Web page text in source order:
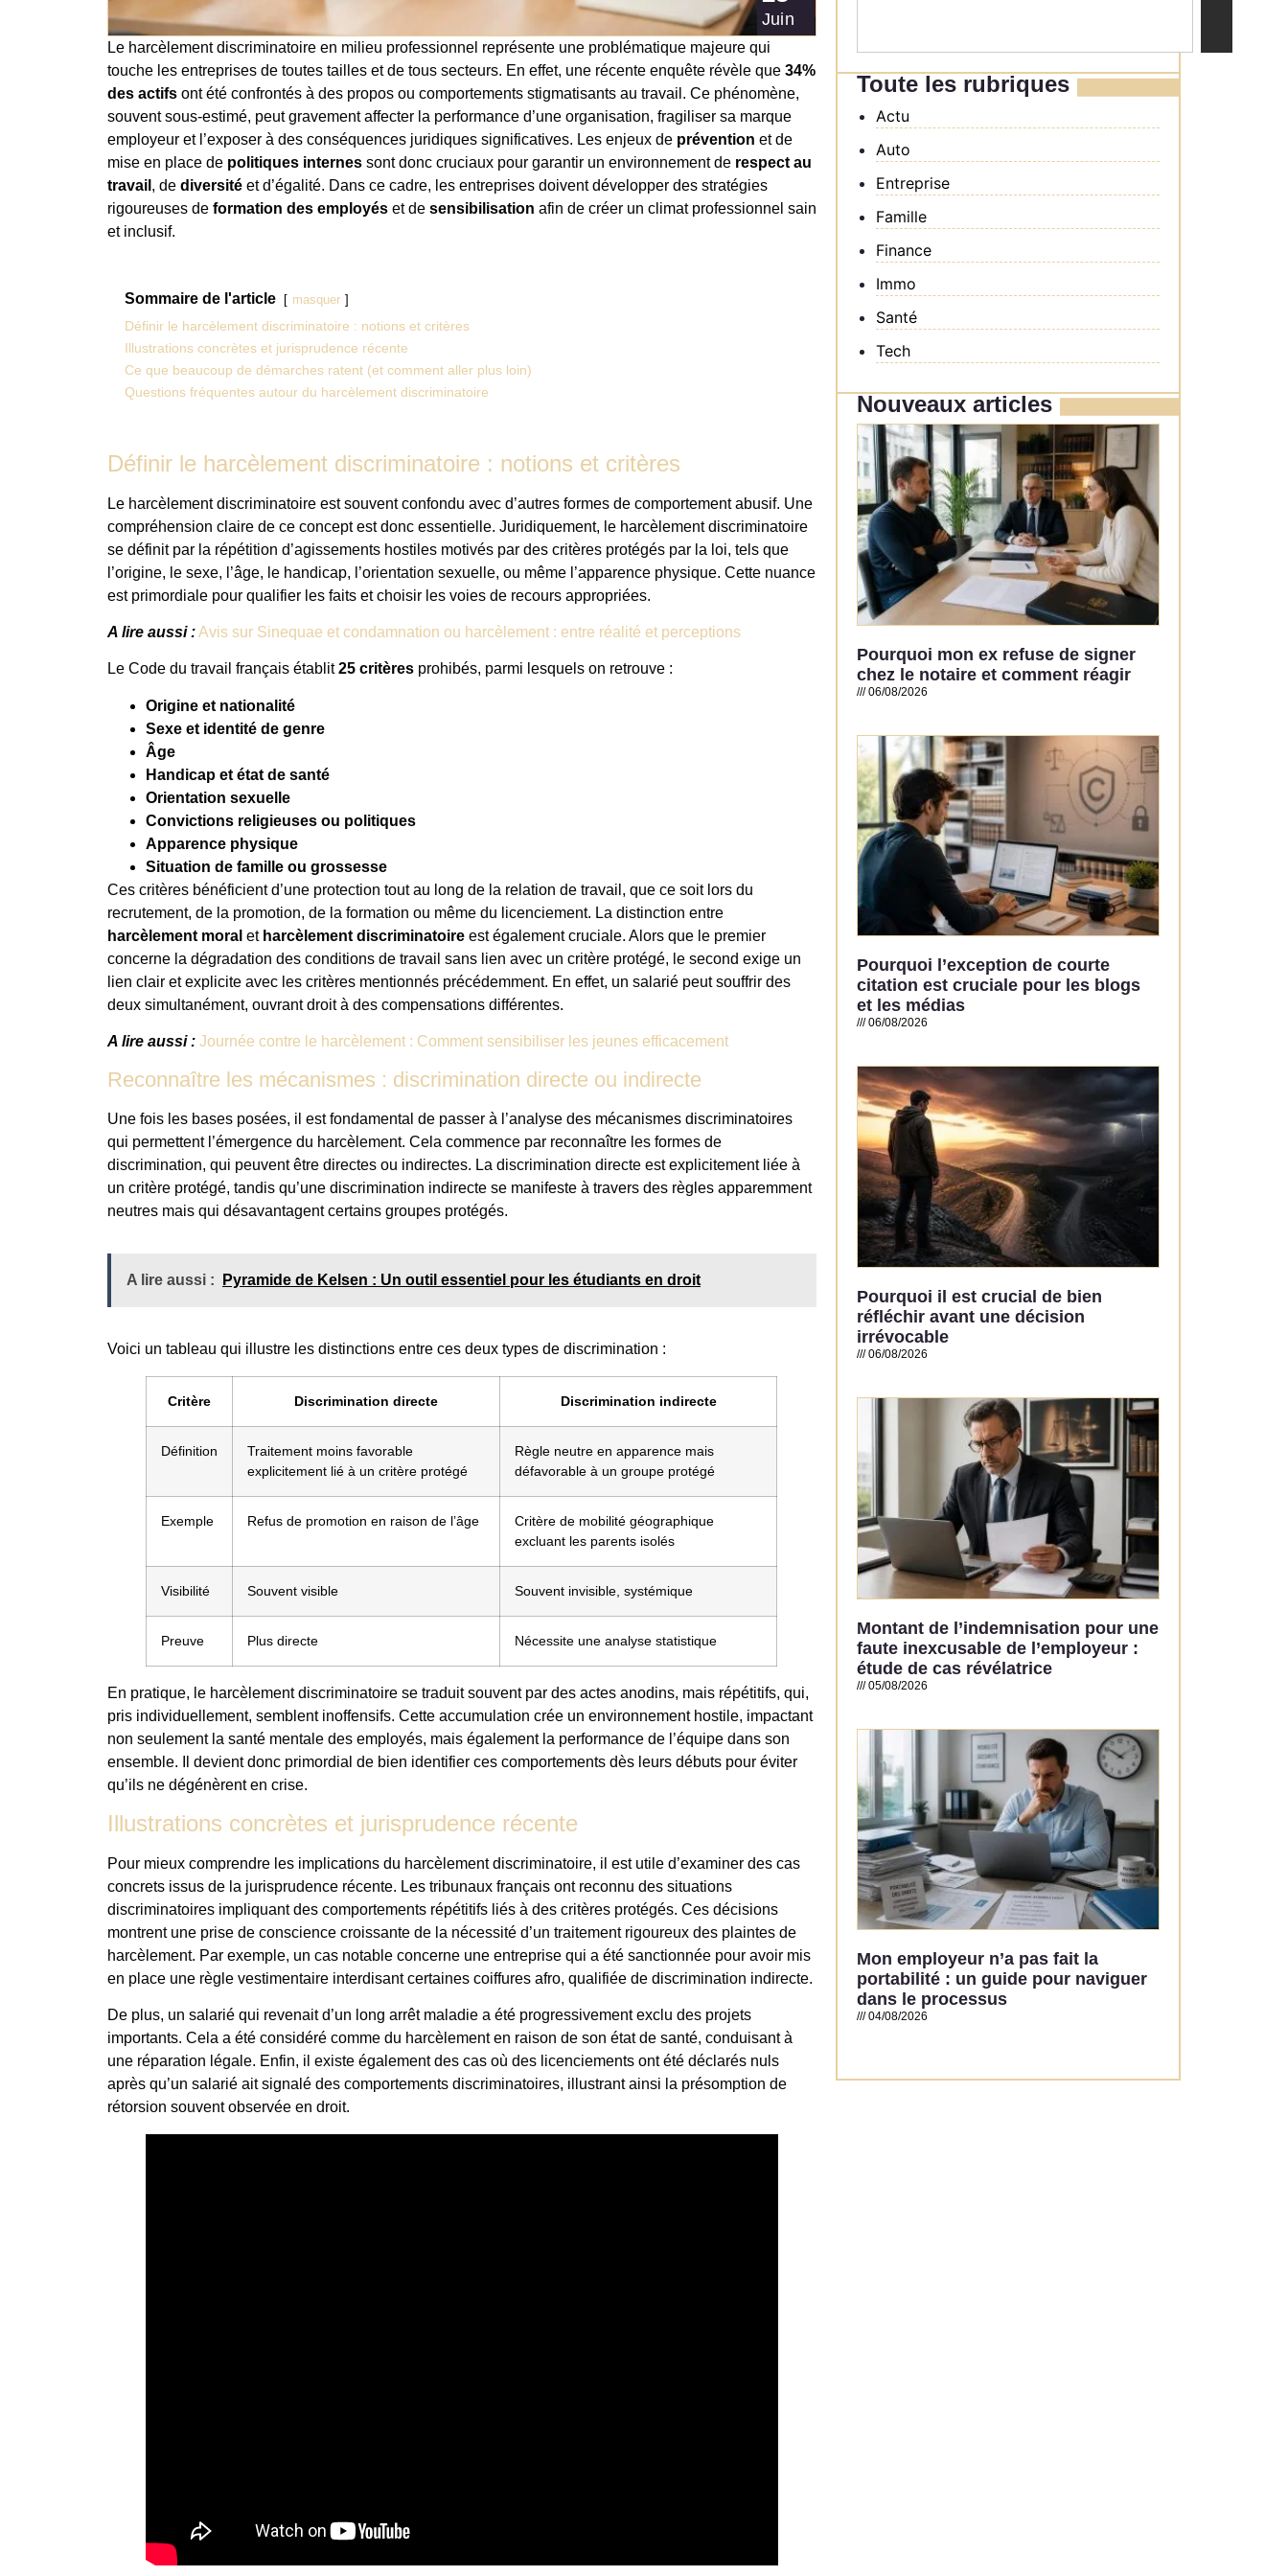
Juin
Le harcèlement discriminatoire en milieu professionnel représente une problématique majeure qui
touche les entreprises de toutes tailles et de tous secteurs. En effet, une récente enquête révèle que 34%
des actifs ont été confrontés à des propos ou comportements stigmatisants au travail. Ce phénomène,
souvent sous-estimé, peut gravement affecter la performance d’une organisation, fragiliser sa marque
employeur et l’exposer à des conséquences juridiques significatives. Les enjeux de prévention et de
mise en place de politiques internes sont donc cruciaux pour garantir un environnement de respect au
travail , de diversité et d’égalité. Dans ce cadre, les entreprises doivent développer des stratégies
rigoureuses de formation des employés et de sensibilisation afin de créer un climat professionnel sain
et inclusif.
Sommaire de l'article masquer
Définir le harcèlement discriminatoire : notions et critères
Illustrations concrètes et jurisprudence récente
Ce que beaucoup de démarches ratent (et comment aller plus loin)
Questions fréquentes autour du harcèlement discriminatoire
Définir le harcèlement discriminatoire : notions et critères
Le harcèlement discriminatoire est souvent confondu avec d’autres formes de comportement abusif. Une
compréhension claire de ce concept est donc essentielle. Juridiquement, le harcèlement discriminatoire
se définit par la répétition d’agissements hostiles motivés par des critères protégés par la loi, tels que
l’origine, le sexe, l’âge, le handicap, l’orientation sexuelle, ou même l’apparence physique. Cette nuance
est primordiale pour qualifier les faits et choisir les voies de recours appropriées.
A lire aussi :Avis sur Sinequae et condamnation ou harcèlement : entre réalité et perceptions
Le Code du travail français établit25 critères prohibés, parmi lesquels on retrouve :
Origine et nationalité
Sexe et identité de genre
Âge
Handicap et état de santé
Orientation sexuelle
Convictions religieuses ou politiques
Apparence physique
Situation de famille ou grossesse
Ces critères bénéficient d’une protection tout au long de la relation de travail, que ce soit lors du
recrutement, de la promotion, de la formation ou même du licenciement. La distinction entre
harcèlement moral et harcèlement discriminatoire est également cruciale. Alors que le premier
concerne la dégradation des conditions de travail sans lien avec un critère protégé, le second exige un
lien clair et explicite avec les critères mentionnés précédemment. En effet, un salarié peut souffrir des
deux simultanément, ouvrant droit à des compensations différentes.
A lire aussi : Journée contre le harcèlement : Comment sensibiliser les jeunes efficacement
Reconnaître les mécanismes : discrimination directe ou indirecte
Une fois les bases posées, il est fondamental de passer à l’analyse des mécanismes discriminatoires
qui permettent l’émergence du harcèlement. Cela commence par reconnaître les formes de
discrimination, qui peuvent être directes ou indirectes. La discrimination directe est explicitement liée à
un critère protégé, tandis qu’une discrimination indirecte se manifeste à travers des règles apparemment
neutres mais qui désavantagent certains groupes protégés.
A lire aussi : Pyramide de Kelsen : Un outil essentiel pour les étudiants en droit
Voici un tableau qui illustre les distinctions entre ces deux types de discrimination :
Critère Discrimination directe Discrimination indirecte
Définition
Traitement moins favorable
explicitement lié à un critère protégé
Règle neutre en apparence mais
défavorable à un groupe protégé
Exemple Refus de promotion en raison de l’âge
Critère de mobilité géographique
excluant les parents isolés
Visibilité Souvent visible Souvent invisible, systémique
Preuve Plus directe Nécessite une analyse statistique
En pratique, le harcèlement discriminatoire se traduit souvent par des actes anodins, mais répétitifs, qui,
pris individuellement, semblent inoffensifs. Cette accumulation crée un environnement hostile, impactant
non seulement la santé mentale des employés, mais également la performance de l’équipe dans son
ensemble. Il devient donc primordial de bien identifier ces comportements dès leurs débuts pour éviter
qu’ils ne dégénèrent en crise.
Illustrations concrètes et jurisprudence récente
Pour mieux comprendre les implications du harcèlement discriminatoire, il est utile d’examiner des cas
concrets issus de la jurisprudence récente. Les tribunaux français ont reconnu des situations
discriminatoires impliquant des comportements répétitifs liés à des critères protégés. Ces décisions
montrent une prise de conscience croissante de la nécessité d’un traitement rigoureux des plaintes de
harcèlement. Par exemple, un cas notable concerne une entreprise qui a été sanctionnée pour avoir mis
en place une règle vestimentaire interdisant certaines coiffures afro, qualifiée de discrimination indirecte.
De plus, un salarié qui revenait d’un long arrêt maladie a été progressivement exclu des projets
importants. Cela a été considéré comme du harcèlement en raison de son état de santé, conduisant à
une réparation légale. Enfin, il existe également des cas où des licenciements ont été déclarés nuls
après qu’un salarié ait signalé des comportements discriminatoires, illustrant ainsi la présomption de
rétorsion souvent observée en droit.
Toute les rubriques
Actu
Auto
Entreprise
Famille
Finance
Immo
Santé
Tech
Nouveaux articles
Pourquoi mon ex refuse de signer
chez le notaire et comment réagir
06/08/2026
Pourquoi l’exception de courte
citation est cruciale pour les blogs
et les médias
06/08/2026
Pourquoi il est crucial de bien
réfléchir avant une décision
irrévocable
06/08/2026
Montant de l’indemnisation pour une
faute inexcusable de l’employeur :
étude de cas révélatrice
05/08/2026
Mon employeur n’a pas fait la
portabilité : un guide pour naviguer
dans le processus
04/08/2026